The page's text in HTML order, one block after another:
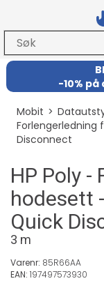
-10%
Mobit>
Forlengerledning
Disconnect
HP Poly -
hodesett
Quick
3 m
Varenr: 85R66AA
EAN: 197497573930